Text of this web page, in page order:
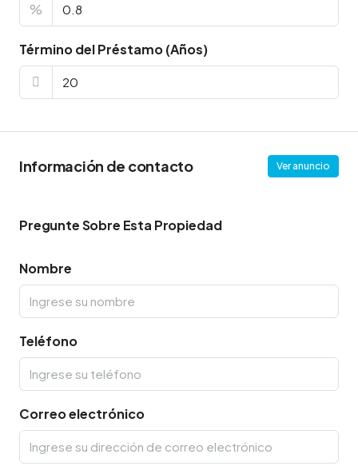
%
Término del Préstamo (Años)
Información de contacto Ver anuncio
Pregunte Sobre Esta Propiedad
Nombre
Teléfono
Correo electrónico